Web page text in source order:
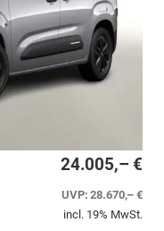
24.005,– €
UVP:28.670,– €
incl. 19% MwSt.